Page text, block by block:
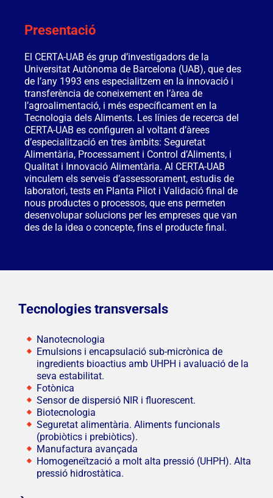
Presentació
El CERTA-UAB és grup d’investigadors de la
Universitat Autònoma de Barcelona (UAB), que des
de l’any 1993 ens especialitzem en la innovació i
transferència de coneixement en l’àrea de
l’agroalimentació, i més específicament en la
Tecnologia dels Aliments. Les línies de recerca del
CERTA-UAB es configuren al voltant d’àrees
d’especialització en tres àmbits: Seguretat
Alimentària, Processament i Control d’Aliments, i
Qualitat i Innovació Alimentària. Al CERTA-UAB
vinculem els serveis d’assessorament, estudis de
laboratori, tests en Planta Pilot i Validació final de
nous productes o processos, que ens permeten
desenvolupar solucions per les empreses que van
des de la idea o concepte, fins el producte final.
Tecnologies transversals
Nanotecnologia
Emulsions i encapsulació sub-micrònica de
ingredients bioactius amb UHPH i avaluació de la
seva estabilitat.
Fotònica
Sensor de dispersió NIR i fluorescent.
Biotecnologia
Seguretat alimentària. Aliments funcionals
(probiòtics i prebiòtics).
Manufactura avançada
Homogeneïtzació a molt alta pressió (UHPH). Alta
pressió hidrostàtica.